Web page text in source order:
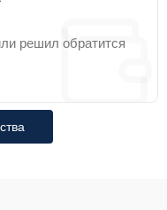
решил обратится